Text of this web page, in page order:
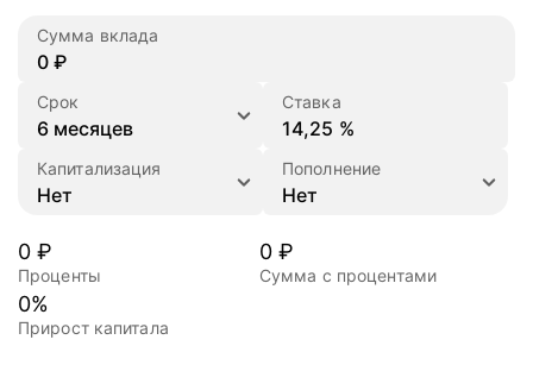
₽
Сумма вклада
Срок
%
Ставка
Капитализация Пополнение
Проценты
0 ₽
Сумма с процентами
0 ₽
Прирост капитала
0%